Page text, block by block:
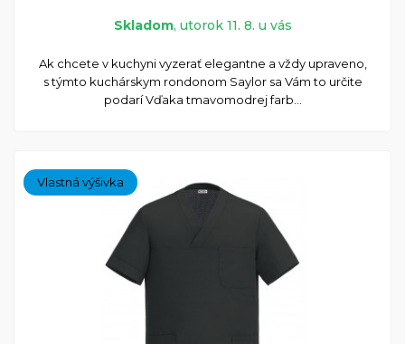
Skladom, utorok 11. 8. u vás
Ak chcete v kuchyni vyzerať elegantne a vždy upraveno,
s týmto kuchárskym rondonom Saylor sa Vám to určite
podarí Vďaka tmavomodrej farb...
Vlastná výšivka